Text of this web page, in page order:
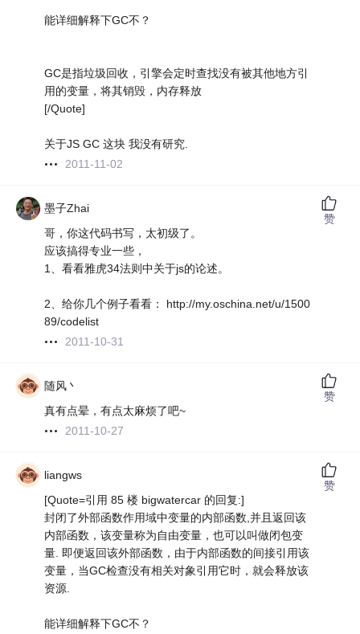
能详细解释下GC不？
GC是指垃圾回收，引擎会定时查找没有被其他地方引
用的变量，将其销毁，内存释放
[/Quote]
关于JS GC 这块 我没有研究.
2011-11-02
墨子Zhai
哥，你这代码书写，太初级了。
应该搞得专业一些，
1、看看雅虎34法则中关于js的论述。
2、给你几个例子看看： http://my.oschina.net/u/1500
89/codelist
2011-10-31
赞
随风丶
真有点晕，有点太麻烦了吧~
2011-10-27
赞
liangws
[Quote=引用 85 楼 bigwatercar 的回复:]
封闭了外部函数作用域中变量的内部函数,并且返回该
内部函数，该变量称为自由变量，也可以叫做闭包变
量. 即便返回该外部函数，由于内部函数的间接引用该
变量，当GC检查没有相关对象引用它时，就会释放该
资源.
能详细解释下GC不？
赞